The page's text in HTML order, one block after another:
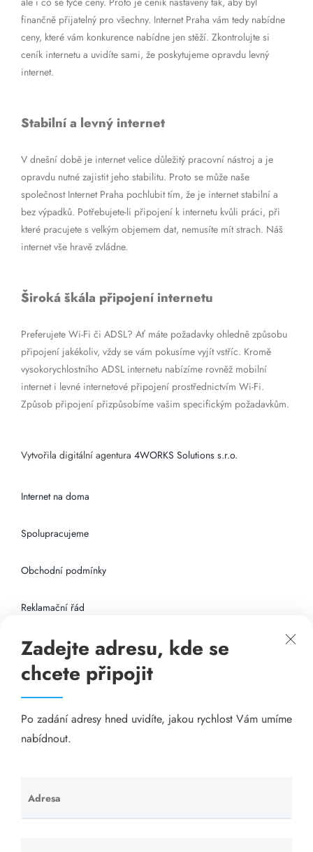
finančně přijatelný pro všechny. Internet Praha vám tedy nabídne
ceny, které vám konkurence nabídne jen stěží. Zkontrolujte si
ceník internetu a uvidíte sami, že poskytujeme opravdu levný
internet.
Stabilní a levný internet
V dnešní době je internet velice důležitý pracovní nástroj a je
opravdu nutné zajistit jeho stabilitu. Proto se může naše
společnost Internet Praha pochlubit tím, že je internet stabilní a
bez výpadků. Potřebujete-li připojení k internetu kvůli práci, při
které pracujete s velkým objemem dat, nemusíte mít strach. Náš
internet vše hravě zvládne.
Široká škála připojení internetu
Preferujete Wi-Fi či ADSL? Ať máte požadavky ohledně způsobu
připojení jakékoliv, vždy se vám pokusíme vyjít vstříc. Kromě
vysokorychlostního ADSL internetu nabízíme rovněž mobilní
internet i levné internetové připojení prostřednictvím Wi-Fi.
Způsob připojení přizpůsobíme vašim specifickým požadavkům.
Vytvořila digitální agentura 4WORKS Solutions s.r.o.
Internet na doma
Spolupracujeme
Obchodní podmínky
Reklamační řád
Připojení k internetu
Odkazy
Katalog A-seznam.cz
Visací zámky - TOKOZ
Zadejte adresu, kde se
chcete připojit
Po zadání adresy hned uvidíte, jakou rychlost Vám umíme
nabídnout.
Adresa
Ponechte
toto pole